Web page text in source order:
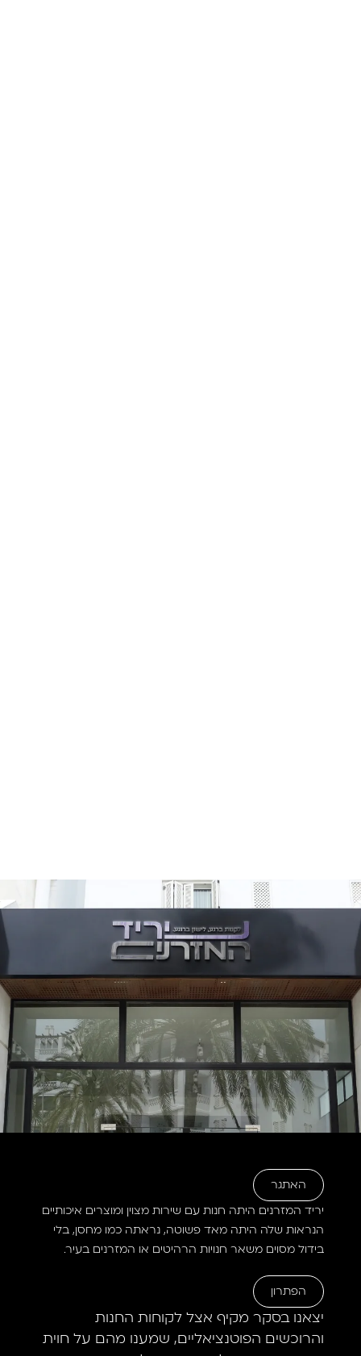
האתגר
יריד המזרנים היתה חנות עם שירות מצוין ומוצרים איכותיים
הנראות שלה היתה מאד פשוטה, נראתה כמו מחסן, בלי
בידול מסוים משאר חנויות הרהיטים או המזרנים בעיר.
הפתרון
יצאנו בסקר מקיף אצל לקוחות החנות
והרוכשים הפוטנציאליים, שמענו מהם על חוית